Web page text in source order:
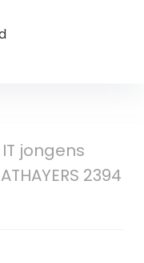
IT jongens
2394